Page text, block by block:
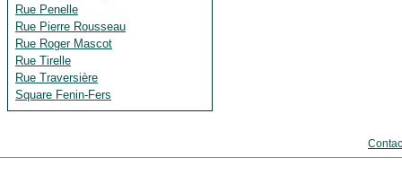
Rue Penelle
Rue Pierre Rousseau
Rue Roger Mascot
Rue Tirelle
Rue Traversière
Square Fenin-Fers